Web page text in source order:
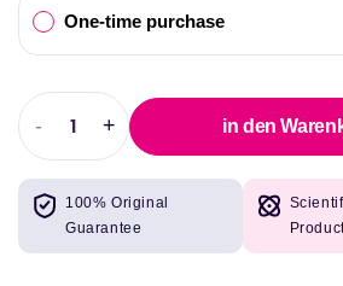
One-time purchase
Abnahme
der
Menge
für
TREC
-
Erhöhen
Menge
für
+ in den
100% Original
Guarantee